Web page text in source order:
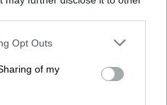
uses one or more Google
behaviour. You may click to
and its third-party tags to
purposes in below Google
Opt Outs
of my